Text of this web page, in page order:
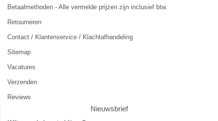
Betaalmethoden - Alle vermelde prijzen zijn inclusief btw.
Retourneren
Contact / Klantenservice / Klachtafhandeling
Sitemap
Vacatures
Verzenden
Reviews
Nieuwsbrief